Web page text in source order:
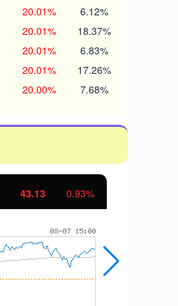
20.01% 6.12%
20.01% 18.37%
20.01% 6.83%
20.01% 17.26%
20.00% 7.68%
北证50 1134.24